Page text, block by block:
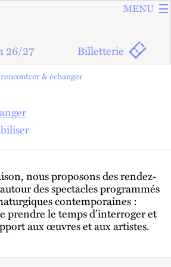
ALLER
ALLER
MENU
26/27 Billetterie
& échanger
& ÉCHANGER
nous proposons des rendez-
des spectacles programmés
contemporaines :
prendre le temps d’interroger et
aux œuvres et aux artistes.